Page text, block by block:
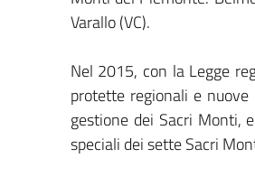
Varallo (VC).
Nel 2015, con la Legge
protette regionali e
gestione dei Sacri Monti,
speciali dei sette Sacri